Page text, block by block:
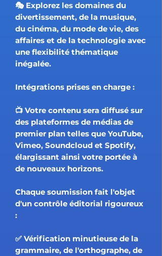
🎭 Explorez les domaines du
divertissement, de la musique,
du cinéma, du mode de vie, des
affaires et de la technologie avec
une flexibilité thématique
inégalée.
Intégrations prises en charge :
📺 Votre contenu sera diffusé sur
des plateformes de médias de
premier plan telles que YouTube,
Vimeo, Soundcloud et Spotify,
élargissant ainsi votre portée à
de nouveaux horizons.
Chaque soumission fait l'objet
d'un contrôle éditorial rigoureux
:
✅ Vérification minutieuse de la
grammaire, de l'orthographe, de